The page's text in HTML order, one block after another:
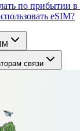
по прибытии в
eSIM?
связи